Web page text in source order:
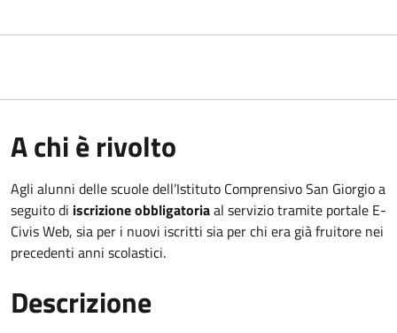
A chi è rivolto
Agli alunni delle scuole dell’Istituto Comprensivo San Giorgio a
seguito di iscrizione obbligatoriaal servizio tramite portale E-
Civis Web, sia per i nuovi iscritti sia per chi era già fruitore nei
precedenti anni scolastici.
Descrizione